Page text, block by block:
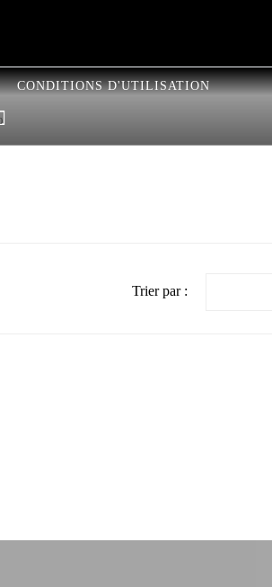
CONDITIONS D'UTILISATION
Trier par :